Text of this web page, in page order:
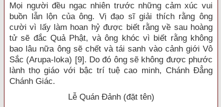
Mọi người đều ngạc nhiên trước những cảm xúc vui
buồn lẫn lộn của ông. Vị đạo sĩ giải thích rằng ông
cười vì lấy làm hoan hỷ được biết rằng về sau hoàng
tử sẽ đắc Quả Phật, và ông khóc vì biết rằng không
bao lâu nữa ông sẽ chết và tái sanh vào cảnh giới Vô
Sắc (Arupa-loka) [9]. Do đó ông sẽ không được phước
lành thọ giáo với bậc trí tuệ cao minh, Chánh Đẳng
Chánh Giác.
Lễ Quán Đảnh (đặt tên)